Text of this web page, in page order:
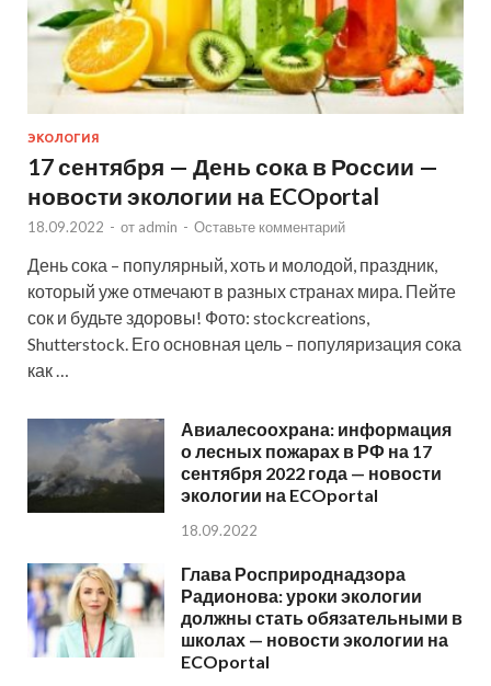
ЭКОЛОГИЯ
17 сентября — День сока в России —
новости экологии на ECOportal
18.09.2022 - от admin - Оставьте комментарий
День сока – популярный, хоть и молодой, праздник,
который уже отмечают в разных странах мира. Пейте
сок и будьте здоровы! Фото: stockcreations,
Shutterstock. Его основная цель – популяризация сока
как …
Авиалесоохрана: информация
о лесных пожарах в РФ на 17
сентября 2022 года — новости
экологии на ECOportal
18.09.2022
Глава Росприроднадзора
Радионова: уроки экологии
должны стать обязательными в
школах — новости экологии на
ECOportal